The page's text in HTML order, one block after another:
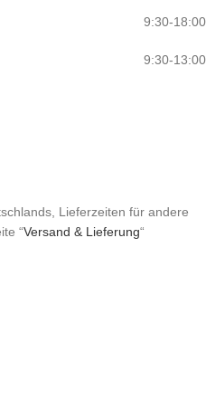
9:30-18:00
9:30-13:00
Lieferzeiten für andere
“Versand & Lieferung“